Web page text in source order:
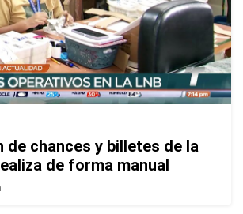
de chances y billetes de la
de forma manual